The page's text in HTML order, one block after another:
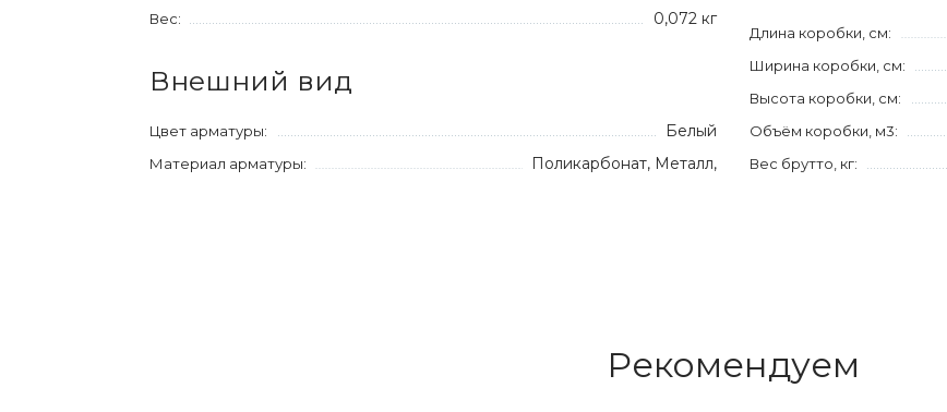
Вес: 0,072 кг
Внешний вид
Цвет арматуры: Белый
Материал арматуры: Поликарбонат, Металл,
Длина коробки, см:
Ширина коробки, см:
Высота коробки, см:
Объём коробки, м3:
Вес брутто, кг:
Рекомендуем